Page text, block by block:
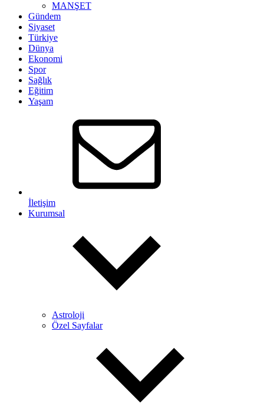
MANŞET
Gündem
Siyaset
Türkiye
Dünya
Ekonomi
Spor
Sağlık
Eğitim
Yaşam
İletişim
Kurumsal
Astroloji
Özel Sayfalar